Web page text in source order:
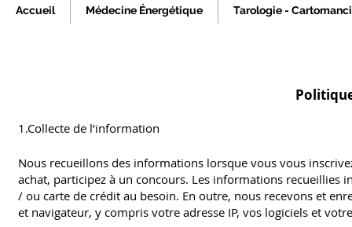
Accueil Médecine Énergétique Tarologie -
1.Collecte de l’information
Nous recueillons des informations lorsque vous vous
achat, participez à un concours. Les informations
/ ou carte de crédit au besoin. En outre, nous recevons et
et navigateur, y compris votre adresse IP, vos logiciels et